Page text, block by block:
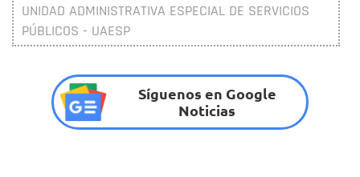
UNIDAD ADMINISTRATIVA ESPECIAL DE SERVICIOS
PÚBLICOS - UAESP
Síguenos en Google
Noticias